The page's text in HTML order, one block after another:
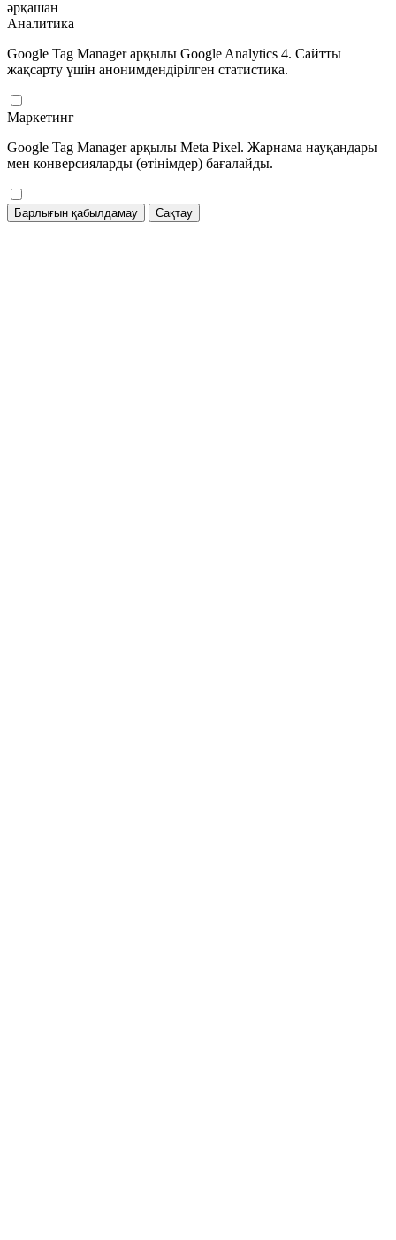
әрқашан
Аналитика
Google Tag Manager арқылы Google Analytics 4. Сайтты
жақсарту үшін анонимдендірілген статистика.
Маркетинг
Google Tag Manager арқылы Meta Pixel. Жарнама науқандары
мен конверсияларды (өтінімдер) бағалайды.
Барлығын қабылдамау Сақтау